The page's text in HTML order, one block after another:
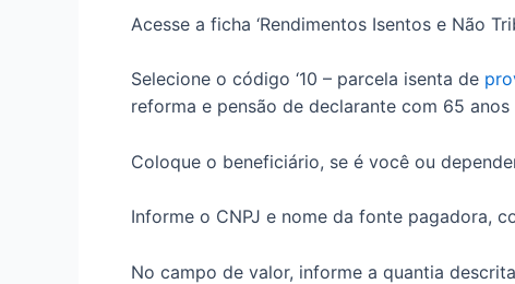
Acesse a ficha ‘Rendimentos Isentos e Não
Selecione o código ‘10 – parcela isenta de
reforma e pensão de declarante com 65 anos
Coloque o beneficiário, se é você ou
Informe o CNPJ e nome da fonte pagadora,
No campo de valor, informe a quantia